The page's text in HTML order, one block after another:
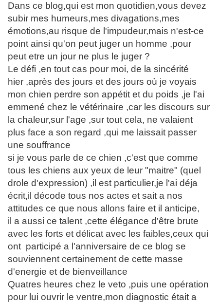
Dans ce blog,qui est mon quotidien,vous devez
subir mes humeurs,mes divagations,mes
émotions,au risque de l'impudeur,mais n'est-ce
point ainsi qu'on peut juger un homme ,pour
peut etre un jour ne plus le juger ?
Le défi ,en tout cas pour moi, de la sincérité
hier ,après des jours et des jours où je voyais
mon chien perdre son appétit et du poids ,je l'ai
emmené chez le vétérinaire ,car les discours sur
la chaleur,sur l'age ,sur tout cela, ne valaient
plus face a son regard ,qui me laissait passer
une souffrance
si je vous parle de ce chien ,c'est que comme
tous les chiens aux yeux de leur "maitre" (quel
drole d'expression) ,il est particulier,je l'ai déja
écrit,il décode tous nos actes et sait a nos
attitudes ce que nous allons faire et il anticipe,
il a aussi ce talent ,cette élégance d'être brute
avec les forts et délicat avec les faibles,ceux qui
ont participé a l'anniversaire de ce blog se
souviennent certainement de cette masse
d'energie et de bienveillance
Quatres heures chez le veto ,puis une opération
pour lui ouvrir le ventre,mon diagnostic était a